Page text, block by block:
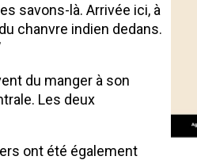
savons-là. Arrivée ici, à
chanvre indien dedans.
du manger à son
Les deux
ont été également